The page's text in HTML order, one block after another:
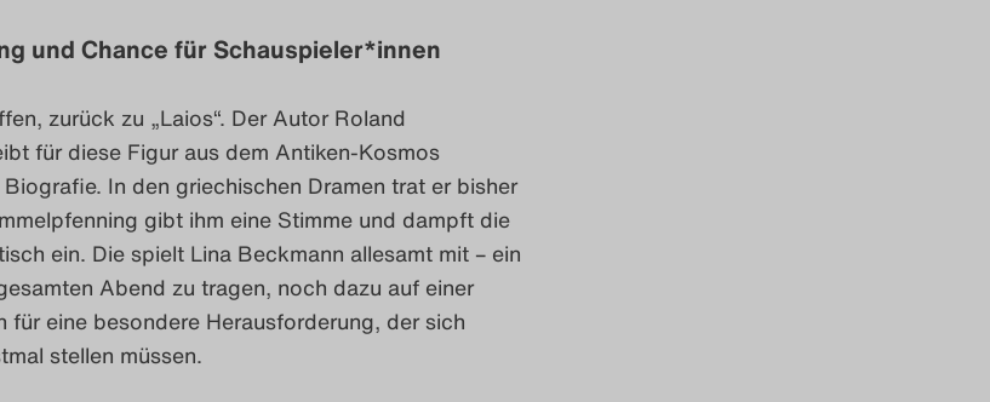
und Chance für Schauspieler*innen
zurück zu „Laios“. Der Autor Roland
für diese Figur aus dem Antiken-Kosmos
In den griechischen Dramen trat er bisher
gibt ihm eine Stimme und dampft die
ein. Die spielt Lina Beckmann allesamt mit – ein
Abend zu tragen, noch dazu auf einer
für eine besondere Herausforderung, der sich
stellen müssen.